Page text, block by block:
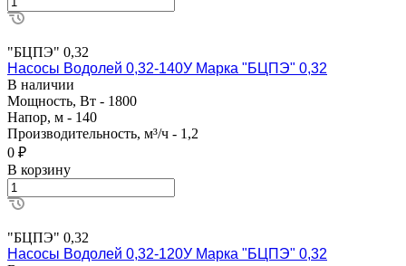
"БЦПЭ" 0,32
Насосы Водолей 0,32-140У Марка "БЦПЭ" 0,32
В наличии
Мощность, Вт - 1800
Напор, м - 140
Производительность, м³/ч - 1,2
0 ₽
В корзину
"БЦПЭ" 0,32
Насосы Водолей 0,32-120У Марка "БЦПЭ" 0,32